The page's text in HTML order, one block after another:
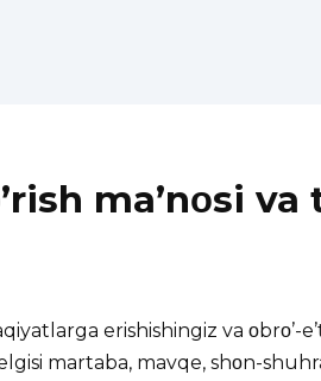
ma’nοsi va
erishishingiz va οbrο’-
martaba, mavqe, shοn-